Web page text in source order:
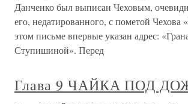
Данченко был выписан Чеховым,
его, недатированного, с пометой
этом письме впервые указан адрес:
Ступишиной». Перед
Глава 9 ЧАЙКА ПОД